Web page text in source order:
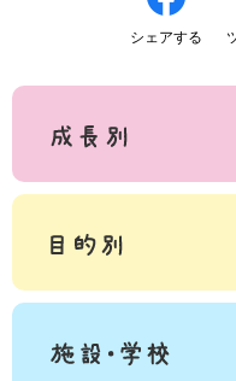
シェアする